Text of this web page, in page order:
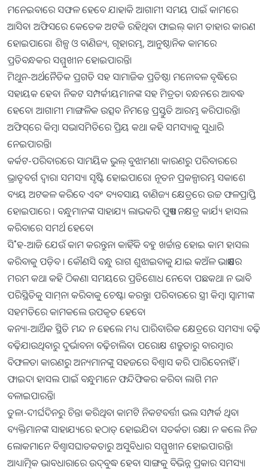
ମନେଇବାରେ ସଫଳ ହେବେ ଯାହାକି ଆଗାମୀ ସମୟ ପାଇଁ କାମରେ
ଆସିବ। ଅଫିସରେ କେତେକ ଅଟକି ରହିଥିବା ଫାଇଲ୍‌ କାମ ତାହାର କାରଣ
ହୋଇପାରେ। ଶିଳ୍ପ ଓ ବାଣିଜ୍ୟ, ଗୃହାରମ୍ଭ, ଆନୁଷ୍ଠାନିକ କାମରେ
ପ୍ରତିବନ୍ଧକର ସମ୍ମୁଖୀନ ହୋଇପାରନ୍ତି।
ମିଥୁନ-ଅର୍ଥନୈତିକ ପ୍ରଗତି ସହ ସାମାଜିକ ପ୍ରତିଷ୍ଠା ମନୋବଳ ବୃଦ୍ଧିରେ
ସହାୟକ ହେବ। ନିକଟ ସମ୍ପର୍କୀୟମାନଙ୍କ ସହ ମିତ୍ରତା ବନ୍ଧନରେ ଆବଦ୍ଧ
ହେବେ। ଆଗାମୀ ମାଙ୍ଗଳିକ ଉତ୍ସବ ନିମନ୍ତେ ପ୍ରସ୍ତୁତି ଆରମ୍ଭ କରିପାରନ୍ତି।
ଅଫିସ୍‌ରେ କିମ୍ବା ସଭାସମିତିରେ ପ୍ରିୟ କଥା କହି ସମସ୍ୟାକୁ ସୁଧାରି
ନେଇପାରନ୍ତି।
କର୍କଟ-ପରିବାରରେ ସାମୟିକ ଭୁଲ୍‌ ବୁଝାମଣା କାରଣରୁ ପରିବାରରେ
ଭ୍ରାତୃବର୍ଗ ଦ୍ୱାରା ସମସ୍ୟା ସୃଷ୍ଟି ହୋଇପାରେ। ନୂତନ ପ୍ରକଳ୍ପାରମ୍ଭ ସକାଶେ
ବ୍ୟୟ ଅଟକଳ କରିବେ ଏବଂ ବ୍ୟବସାୟ ବାଣିଜ୍ୟ କ୍ଷେତ୍ରରେ ଉଚ୍ଚ ଫଳପ୍ରାପ୍ତି
ହୋଇପାରେ । ବନ୍ଧୁମାନଙ୍କ ସାହାଯ୍ୟ ଲାଭକରି ପୁଷ୍ୟା ନକ୍ଷତ୍ର କାର୍ଯ୍ୟ ହାସଲ
କରିବାରେ ସମର୍ଥ ହେବେ।
ସି˚ହ-ଆଜି ଯେଉଁ କାମ କରନ୍ତୁନା କାହିଁକି ବହୁ ଖର୍ଚ୍ଚାନ୍ତ ହୋଇ କାମ ହାସଲ
କରିବାକୁ ପଡ଼ିବ । କୌଣସି ବନ୍ଧୁ ରାଗ ଶୁଝାଇବାକୁ ଯାଇ କଅଁଳ ଭାଷାରେ
ମରମ କଥା କହି ଠିକଣା ସମୟରେ ପ୍ରତିଶୋଧ ନେବେ। ପଛକଥା ନ ଭାବି
ପରିସ୍ଥିତିକୁ ସାମ୍‌ନା କରିବାକୁ ଚେଷ୍ଟା କରନ୍ତୁ। ପରିବାରରେ ସ୍ତ୍ରୀ କିମ୍ବା ସ୍ବାମୀଙ୍କ
ସହମତିରେ କାମକଲେ ଉପକୃତ ହେବେ।
କନ୍ୟା-ଆର୍ଥିକ ସ୍ଥିତି ମନ୍ଦ ନ ହେଲେ ମଧ୍ୟ ପାରିବାରିକ କ୍ଷେତ୍ରରେ ସମସ୍ୟା ବଢ଼ି
ବଢ଼ିଯାଉଥିବାରୁ ଦୁର୍ଭାବନା ବଢ଼ିଚାଲିବ। ପରୋକ୍ଷ ଶତ୍ରୁତାରୁ ବାରମ୍ବାର
ବିଫଳତା କାରଣରୁ ଅନ୍ୟମାନଙ୍କୁ ସହଜରେ ବିଶ୍ୱାସ କରି ପାରିବେନାହିଁ ।
ଫାଇଦା ହାସଲ ପାଇଁ ବନ୍ଧୁମାନେ ଫନ୍ଦିଫିକର କରିବା ଲାଗି ମନ
ବଳାଇପାରନ୍ତି।
ତୁଳା-ଦୀର୍ଘଦିନରୁ ଚିନ୍ତା କରିଥିବା କାମଟି ନିକଟବର୍ତ୍ତୀ ଭଲ ସମ୍ପର୍କ ଥିବା
ବ୍ୟକ୍ତିମାନଙ୍କ ସାହାଯ୍ୟରେ ହଠାତ୍‌ ହୋଇଯିବ। ସତର୍କତା ରକ୍ଷା ନ କଲେ ନିଜ
ଲୋକମାନେ ବିଶ୍ୱାସଘାତକତାରୁ ଅସୁବିଧାର ସମ୍ମୁଖୀନ ହୋଇପାରନ୍ତି।
ଆଧ୍ୟାତ୍ମିକ ଭାବଧାରାରେ ଉଦ୍‌ବୁଦ୍ଧ ହେବା ସାଙ୍ଗକୁ ବିଭିନ୍ନ ପ୍ରକାର ସମସ୍ୟା